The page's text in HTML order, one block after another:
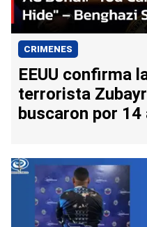
CRIMENES
EEUU confirma
terrorista
buscaron por 14